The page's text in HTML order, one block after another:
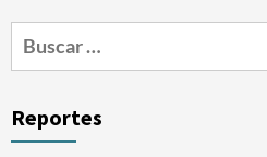
Buscar:
Reportes